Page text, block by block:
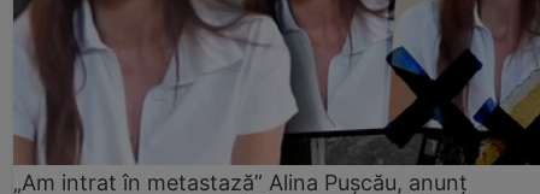
„Am intrat în metastază” Alina Pușcău, anunț